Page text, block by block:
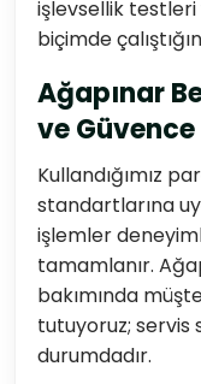
işlevsellik testleri
biçimde
Ağapınar
ve Güvence
Kullandığımız
standartlarına
işlemler
tamamlanır.
bakımında
tutuyoruz; servis
durumdadır.